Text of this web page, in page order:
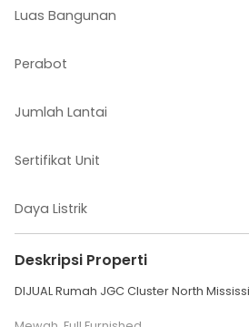
Luas Bangunan
Perabot
Jumlah Lantai
Sertifikat Unit
Daya Listrik
Deskripsi Properti
DIJUAL Rumah JGC Cluster North